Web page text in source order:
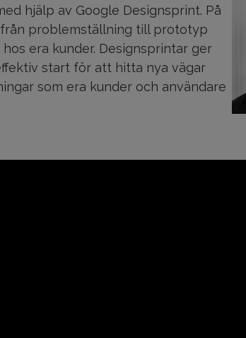
hjälp av Google Designsprint. På
problemställning till prototyp
era kunder. Designsprintar ger
start för att hitta nya vägar
som era kunder och användare